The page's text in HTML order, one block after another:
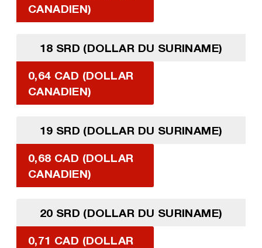
CANADIEN)
18 SRD (DOLLAR DU SURINAME)
0,64 CAD (DOLLAR
CANADIEN)
19 SRD (DOLLAR DU SURINAME)
0,68 CAD (DOLLAR
CANADIEN)
20 SRD (DOLLAR DU SURINAME)
0,71 CAD (DOLLAR